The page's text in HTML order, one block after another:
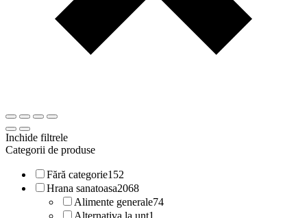
Inchide filtrele
Categorii de produse
Fără categorie152
Hrana sanatoasa2068
Alimente generale74